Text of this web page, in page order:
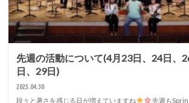
先週の活動について(4月23日、24日、
日、29日)
2025.04.30
段々と暑さを感じる日が増えていますね
先週も